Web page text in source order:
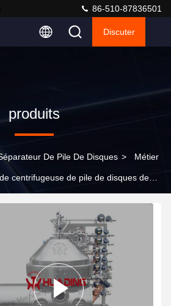
86-510-87836501
Discuter
produits
De Pile De Disques > Métier
centrifugeuse de pile de disques de